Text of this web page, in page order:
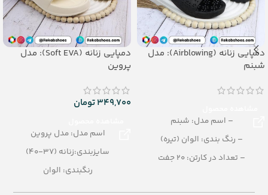
دمپایی زنانه (Airblowing): مدل
شبنم
– اسم مدل: شبنم
– رنگ بندی: الوان (تیره)
– تعداد در کارتن: 20 جفت
دمپایی زنانه (Soft EVA): مدل
پروین
349,700تومان
اسم مدل: مدل پروین
سایزبندی:زنانه (37-40)
رنگبندی: الوان
تعداد در کارتن: 16 جفت